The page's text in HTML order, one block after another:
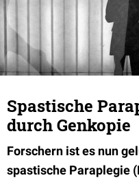
Spastische
durch Genkopie
Forschern ist es nun
spastische Paraplegie